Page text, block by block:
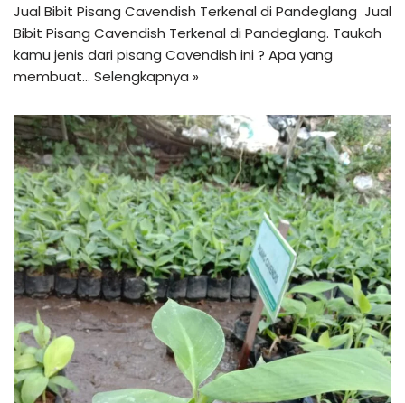
Jual Bibit Pisang Cavendish Terkenal di Pandeglang Jual
Bibit Pisang Cavendish Terkenal di Pandeglang. Taukah
kamu jenis dari pisang Cavendish ini ? Apa yang
membuat… Selengkapnya »